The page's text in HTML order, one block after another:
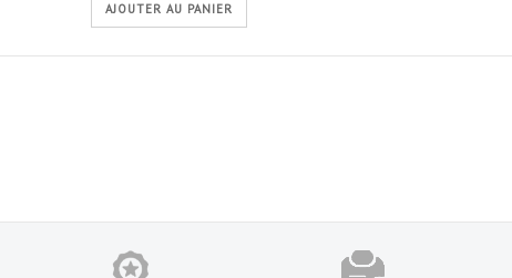
AJOUTER AU PANIER